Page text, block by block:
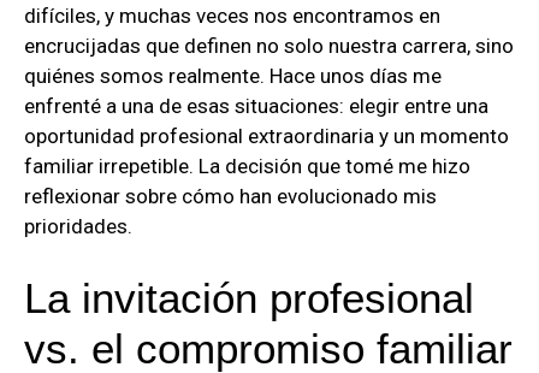
difíciles, y muchas veces nos encontramos en
encrucijadas que definen no solo nuestra carrera, sino
quiénes somos realmente. Hace unos días me
enfrenté a una de esas situaciones: elegir entre una
oportunidad profesional extraordinaria y un momento
familiar irrepetible. La decisión que tomé me hizo
reflexionar sobre cómo han evolucionado mis
prioridades.
La invitación profesional
vs. el compromiso familiar